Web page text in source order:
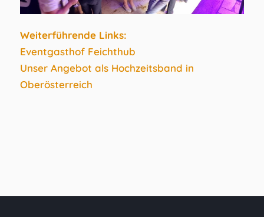
Weiterführende Links:
Eventgasthof Feichthub
Unser Angebot als Hochzeitsband in
Oberösterreich